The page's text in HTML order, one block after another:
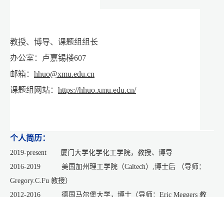
教授、博导、课题组组长
办公室：卢嘉锡楼607
邮箱： hhuo@xmu.edu.cn
课题组网站： https://hhuo.xmu.edu.cn/
个人简历：
2019-present 厦门大学化学化工学院，教授、博导
2016-2019 美国加州理工学院（Caltech）,博士后 （导师：
Gregory.C.Fu 教授）
2012-2016 德国马尔堡大学，博士（导师：Eric Meggers 教